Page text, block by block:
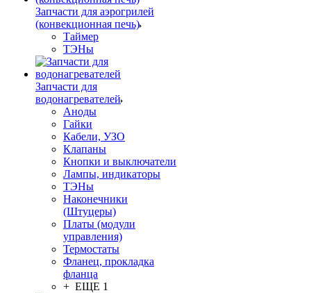
Запчасти для аэрогрилей
(конвекционная печь)
Таймер
ТЭНы
Запчасти для
водонагревателей
Аноды
Гайки
Кабели, УЗО
Клапаны
Кнопки и выключатели
Лампы, индикаторы
ТЭНы
Наконечники
(Штуцеры)
Платы (модули
управления)
Термостаты
Фланец, прокладка
фланца
+ ЕЩЕ 1